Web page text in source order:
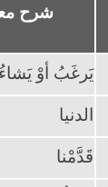
شرح
يَرغَبُ أوْ
الدنيا
قَدَّمْنا